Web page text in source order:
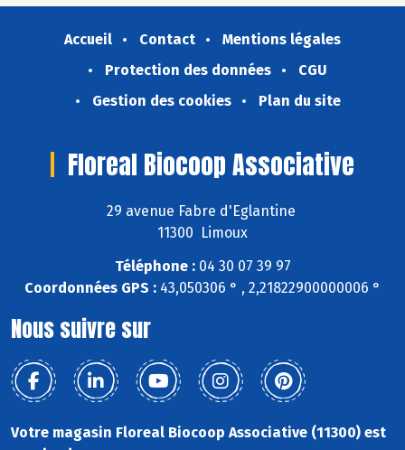
Accueil Contact
Mentions légales
Protection des données
CGU
Gestion des cookies
Plan du site
Floreal Biocoop Associative
29 avenue Fabre d'Eglantine
11300 Limoux
Téléphone :04 30 07 39 97
Coordonnées GPS : 43,050306 ° , 2,21822900000006 °
Nous suivre sur
Votre magasin Floreal Biocoop Associative (11300) est